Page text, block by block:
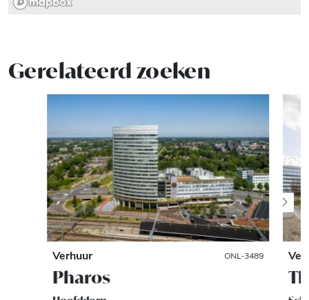
Gerelateerd zoeken
Verhuur ONL-3489
Pharos